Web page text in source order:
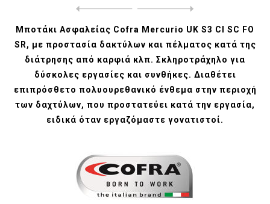
Μποτάκι Ασφαλείας Cofra Mercurio UK S3 CI SC FO
SR, με προστασία δακτύλων και πέλματος κατά της
διάτρησης από καρφιά κλπ. Σκληροτράχηλο για
δύσκολες εργασίες και συνθήκες. Διαθέτει
επιπρόσθετο πολυουρεθανικό ένθεμα στην περιοχή
των δαχτύλων, που προστατεύει κατά την εργασία,
ειδικά όταν εργαζόμαστε γονατιστοί.